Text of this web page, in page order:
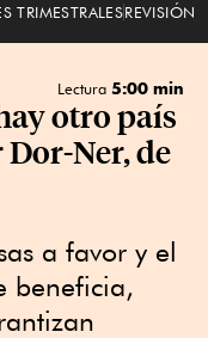
TRIMESTRALESREVISIÓN
Lectura 5:00 min
otro país
Ner, de
a favor y el
beneficia,